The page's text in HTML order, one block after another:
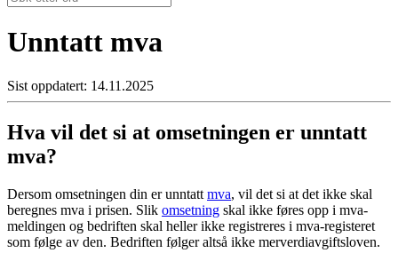
Unntatt mva
Sist oppdatert: 14.11.2025
Hva vil det si at omsetningen er unntatt
mva?
Dersom omsetningen din er unntatt mva, vil det si at det ikke skal
beregnes mva i prisen. Slik omsetning skal ikke føres opp i mva-
meldingen og bedriften skal heller ikke registreres i mva-registeret
som følge av den. Bedriften følger altså ikke merverdiavgiftsloven.